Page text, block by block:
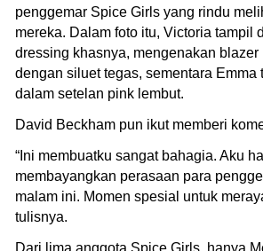
penggemar Spice Girls yang rindu
mereka. Dalam foto itu, Victoria tampil
dressing khasnya, mengenakan blazer
dengan siluet tegas, sementara Emma
dalam setelan pink lembut.
David Beckham pun ikut memberi
“Ini membuatku sangat bahagia. Aku
membayangkan perasaan para
malam ini. Momen spesial untuk
tulisnya.
Dari lima anggota Spice Girls, hanya